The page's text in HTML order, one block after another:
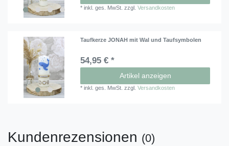
*inkl. ges. MwSt. zzgl.Versandkosten
Taufkerze JONAH mit Wal und Taufsymbolen
54,95 € *
Artikel anzeigen
*inkl. ges. MwSt. zzgl.Versandkosten
Kundenrezensionen (0)